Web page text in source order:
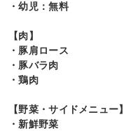
・幼児：無料
【肉】
・豚肩ロース
・豚バラ肉
・鶏肉
【野菜・サイドメニュー】
・新鮮野菜